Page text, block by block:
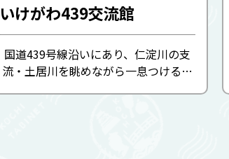
いけがわ439交流館
国道439号線沿いにあり、仁淀川の支
流・土居川を眺めながら一息つける場